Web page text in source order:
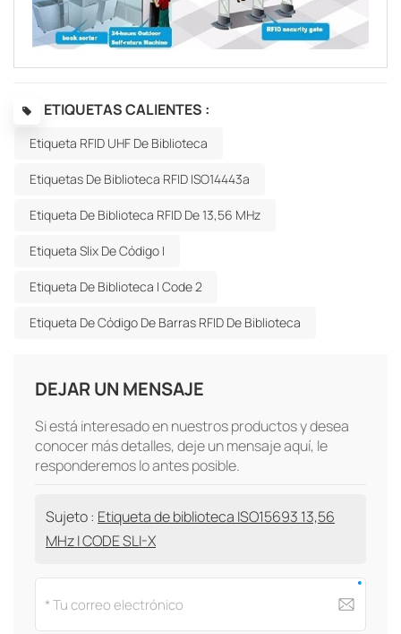
ETIQUETAS CALIENTES :
Etiqueta RFID UHF De Biblioteca
Etiquetas De Biblioteca RFID ISO14443a
Etiqueta De Biblioteca RFID De 13,56 MHz
Etiqueta Slix De Código I
Etiqueta De Biblioteca I Code 2
Etiqueta De Código De Barras RFID De Biblioteca
DEJAR UN MENSAJE
Si está interesado en nuestros productos y desea
conocer más detalles, deje un mensaje aquí, le
responderemos lo antes posible.
Sujeto : Etiqueta de biblioteca ISO15693 13,56
MHz I CODE SLI-X